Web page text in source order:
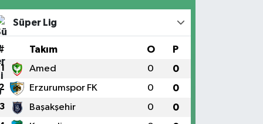
Mahallesi Tunç Sokak 1 A Çıksalın,Alev
Semt Konağı yanı
0 (212) 369 45 49
Anka Eczanesi
Mahallesi Acıbadem Caddesi 76 A İŞ BANKASI
KADIKÖY İSTİKAMETİNE GİDERKEN
GEÇİNCE SOLDA
Süper Lig
Takım O P
1 Amed 0 0
Erzurumspor FK 0 0
3 Başakşehir 0 0